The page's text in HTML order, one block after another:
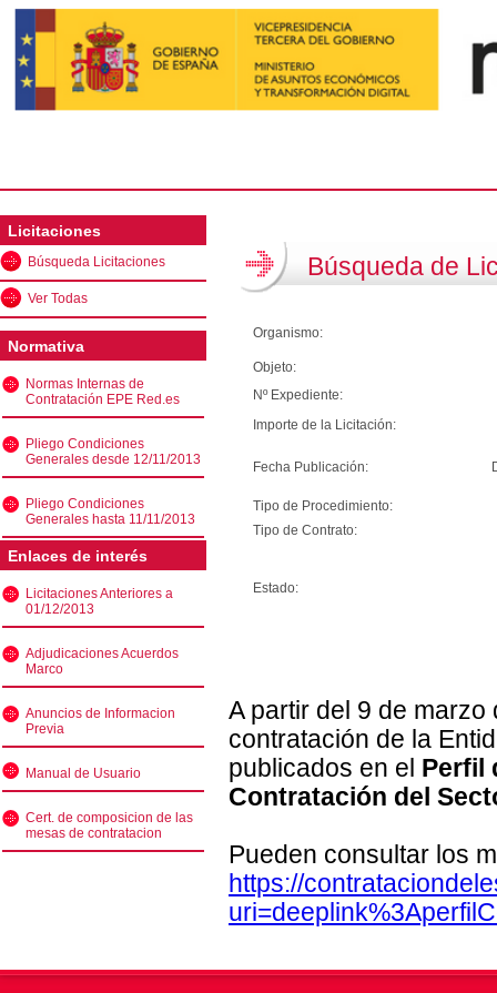
Licitaciones
Búsqueda Licitaciones
Ver Todas
Normativa
Normas Internas de
Contratación EPE Red.es
Pliego Condiciones
Generales desde 12/11/2013
Pliego Condiciones
Generales hasta 11/11/2013
Enlaces de interés
Licitaciones Anteriores a
01/12/2013
Adjudicaciones Acuerdos
Marco
Anuncios de Informacion
Previa
Manual de Usuario
Cert. de composicion de las
mesas de contratacion
Búsqueda de
Organismo:
Objeto:
Nº Expediente:
Importe de la Licitación:
Fecha Publicación:
Tipo de Procedimiento:
Tipo de Contrato:
Estado:
A partir del 9 de
contratación de la
publicados en el Perfil
Contratación del
Pueden consultar los
https://